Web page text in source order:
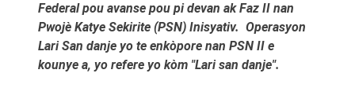
Federal pou avanse pou pi devan ak Faz II nan
Pwojè Katye Sekirite (PSN) Inisyativ. Operasyon
Lari San danje yo te enkòpore nan PSN II e
kounye a, yo refere yo kòm "Lari san danje".